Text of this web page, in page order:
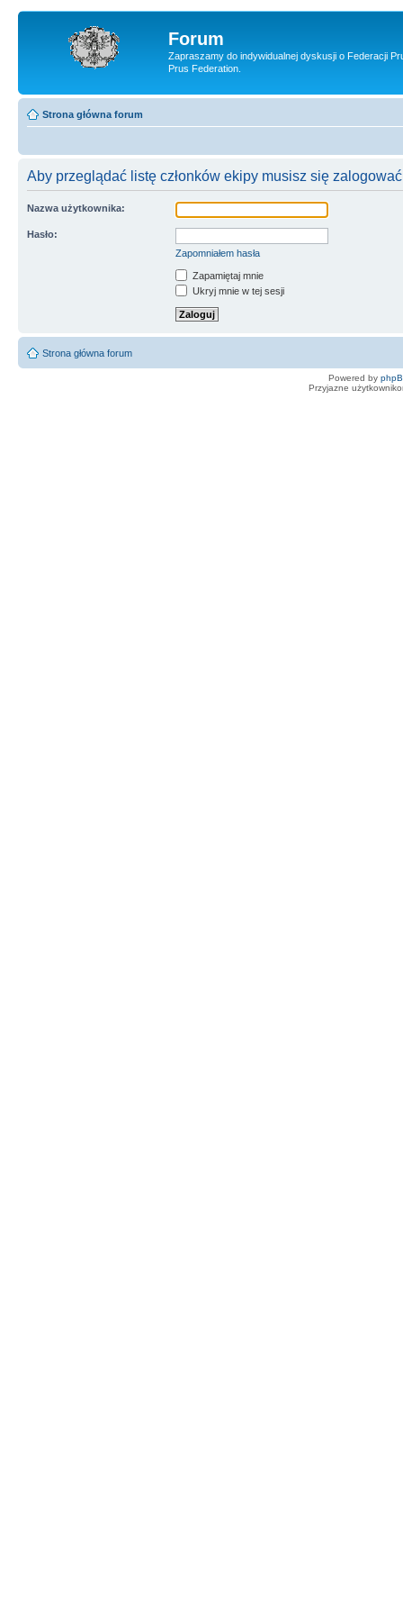
Forum
Zapraszamy do indywidualnej dyskusji o Federacji
Prus Federation.
Strona główna forum
Aby przeglądać listę członków ekipy musisz się
Nazwa użytkownika:
Hasło:
Zapomniałem hasła
Zapamiętaj mnie
Ukryj mnie w tej sesji
Strona główna forum
Powered by
Przyjazne